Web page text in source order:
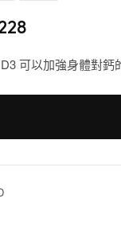
可以加強身體對鈣